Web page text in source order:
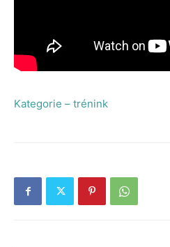
Kategorie – trénink